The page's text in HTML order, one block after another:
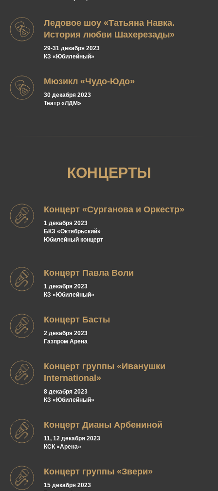
Ледовое шоу «Татьяна Навка.
История любви Шахерезады»
29-31 декабря 2023
КЗ «Юбилейный»
Мюзикл «Чудо-Юдо»
30 декабря 2023
Театр «ЛДМ»
КОНЦЕРТЫ
Концерт «Сурганова и Оркестр»
1 декабря 2023
БКЗ «Октябрьский»
Юбилейный концерт
Концерт Павла Воли
1 декабря 2023
КЗ «Юбилейный»
Концерт Басты
2 декабря 2023
Газпром Арена
Концерт группы «Иванушки
International»
8 декабря 2023
КЗ «Юбилейный»
Концерт Дианы Арбениной
11, 12 декабря 2023
КСК «Арена»
Концерт группы «Звери»
15 декабря 2023